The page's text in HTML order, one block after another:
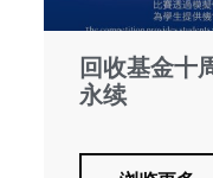
回收基金十
永续